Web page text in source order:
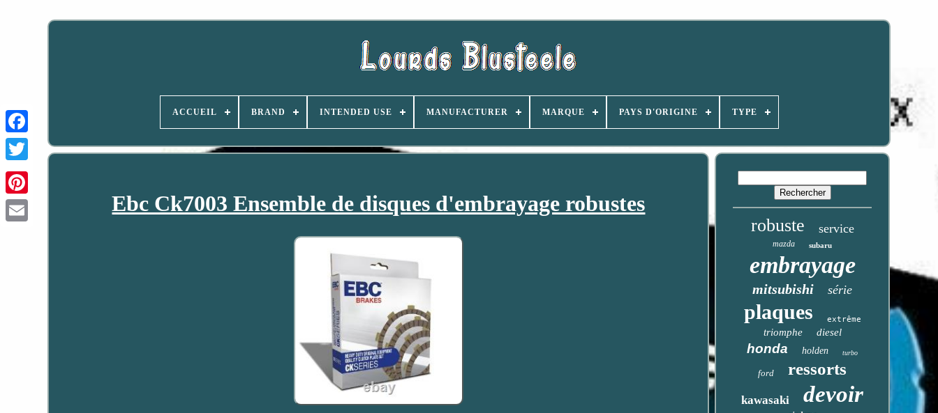
ACCUEIL BRAND INTENDED USE MANUFACTURER MARQUE PAYS D'ORIGINE TYPE
Ebc Ck7003 Ensemble de disques d'embrayage robustes
robuste service
mazda subaru
embrayage
mitsubishi série
plaques extrême
triomphe diesel
honda holden turbo
ford ressorts
kawasaki devoir